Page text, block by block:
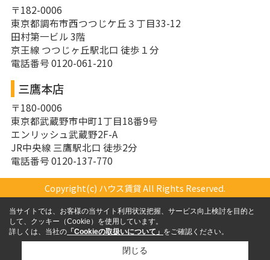
〒182-0006
東京都調布市西つつじケ丘３丁目33-12
田村第一ビル 3階
京王線 つつじヶ丘駅北口 徒歩１分
電話番号 0120-061-210
三鷹本店
〒180-0006
東京都武蔵野市中町1丁目18番9号
エンリッシュ武蔵野2F-A
JR中央線 三鷹駅北口 徒歩2分
電話番号 0120-137-770
Copyright(c) ハウス賃貸 All Rights Reserved.
当サイトでは、お客様の当サイト利用状況把握、サービス向上検討を目的と
して、クッキー（Cookie）を使用しています。
詳しくは、当社の 「Cookieの取扱いについて」 をご確認ください。
閉じる